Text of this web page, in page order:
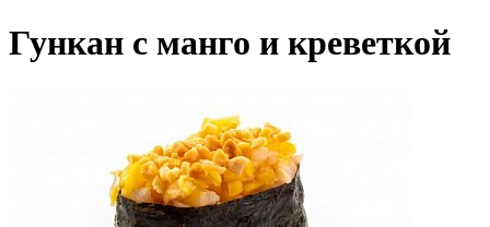
Гункан с манго и креветкой